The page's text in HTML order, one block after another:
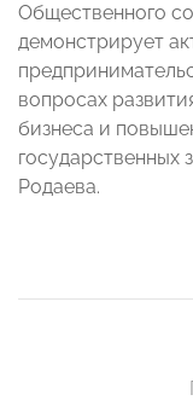
Общественного
демонстрирует
вопросах
бизнеса и
государственных
Родаева.